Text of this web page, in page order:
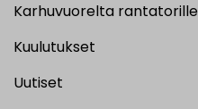
Karhuvuorelta rantatorille
Kuulutukset
Uutiset